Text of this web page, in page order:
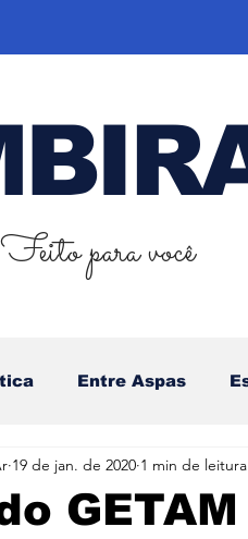
Feito para você
Entre Aspas
GETAM
19 de jan. de 2020 1 min de leitura